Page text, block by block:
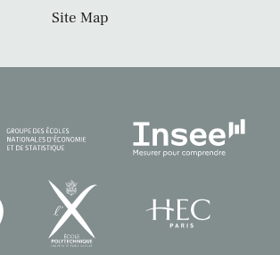
Site Map